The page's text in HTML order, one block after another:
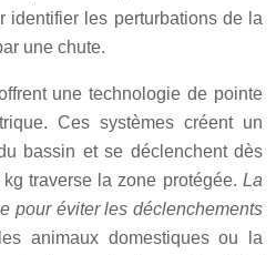
identifier les perturbations de la
une chute.
une technologie de pointe
Ces systèmes créent un
bassin et se déclenchent dès
traverse la zone protégée. La
pour éviter les déclenchements
animaux domestiques ou la